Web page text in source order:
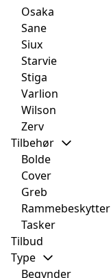
Osaka
Sane
Siux
Starvie
Stiga
Varlion
Wilson
Zerv
Tilbehør
Bolde
Cover
Greb
Rammebeskytter
Tasker
Tilbud
Type
Begynder